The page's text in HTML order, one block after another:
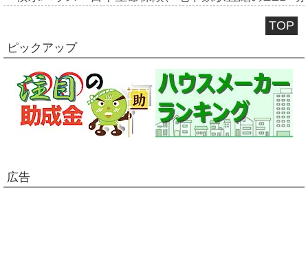
TOP
ピックアップ
広告